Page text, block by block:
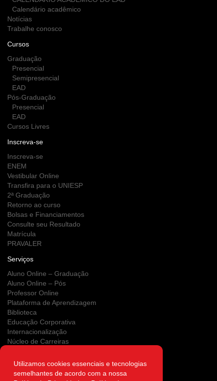
Utilizamos cookies essenciais e tecnologias
semelhantes de acordo com a nossa
Calendário acadêmico
Notícias
Trabalhe conosco
Cursos
Graduação
Presencial
Semipresencial
EAD
Pós-Graduação
Presencial
EAD
Cursos Livres
Inscreva-se
Inscreva-se
ENEM
Vestibular Online
Transfira para o UNIESP
2ª Graduação
Retorno ao curso
Bolsas e Financiamentos
Consulte seu Resultado
Matrícula
PRAVALER
Serviços
Aluno Online – Graduação
Aluno Online – Pós
Professor Online
Plataforma de Aprendizagem
Biblioteca
Educação Corporativa
Internacionalização
Núcleo de Carreiras
NUPS
Clínica Escola